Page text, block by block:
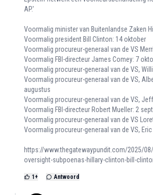
AP.'
Voormalig minister van Buitenlandse Zaken
Voormalig president Bill Clinton: 14 oktober
Voormalig procureur-generaal van de VS
Voormalig FBI-directeur James Comey: 7
Voormalig procureur-generaal van de VS,
Voormalig procureur-generaal van de VS,
augustus
Voormalig procureur-generaal van de VS,
Voormalig FBI-directeur Robert Mueller: 2
Voormalig procureur-generaal van de VS
Voormalig procureur-generaal van de VS,
https://www.thegatewaypundit.com/2025/
oversight-subpoenas-hillary-clinton-bill-
1 + Antwoord